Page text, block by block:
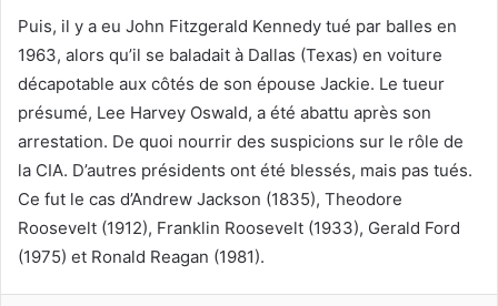
Puis, il y a eu John Fitzgerald Kennedy tué par balles en
1963, alors qu’il se baladait à Dallas (Texas) en voiture
décapotable aux côtés de son épouse Jackie. Le tueur
présumé, Lee Harvey Oswald, a été abattu après son
arrestation. De quoi nourrir des suspicions sur le rôle de
la CIA. D’autres présidents ont été blessés, mais pas tués.
Ce fut le cas d’Andrew Jackson (1835), Theodore
Roosevelt (1912), Franklin Roosevelt (1933), Gerald Ford
(1975) et Ronald Reagan (1981).